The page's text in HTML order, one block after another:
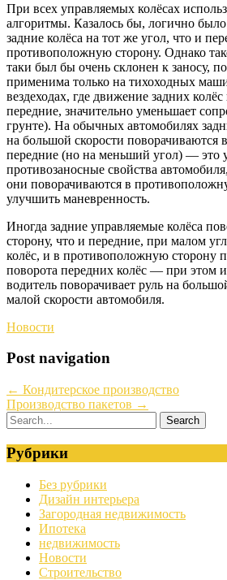
При всех управляемых колёсах
алгоритмы. Казалось бы, логично
задние колёса на тот же угол, что и
противоположную сторону. Однако
таки был бы очень склонен к заносу,
применима только на тихоходных
вездеходах, где движение задних
передние, значительно уменьшает
грунте). На обычных автомобилях
на большой скорости поворачиваются
передние (но на меньший угол) — это
противозаносные свойства
они поворачиваются в
улучшить маневренность.
Иногда задние управляемые колёса
сторону, что и передние, при малом
колёс, и в противоположную сторону
поворота передних колёс — при этом
водитель поворачивает руль на
малой скорости автомобиля.
Новости
Post navigation
← Кондитерское производство
Производство пакетов →
Рубрики
Без рубрики
Дизайн интерьера
Загородная недвижимость
Ипотека
недвижимость
Новости
Строительство